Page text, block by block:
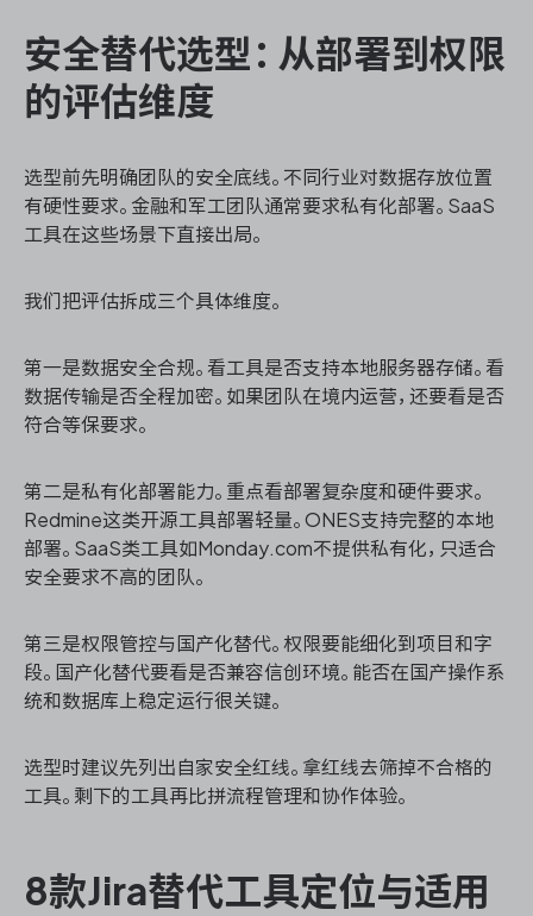
安全替代选型：从部署到权限
的评估维度
选型前先明确团队的安全底线。不同行业对数据存放位置
有硬性要求。金融和军工团队通常要求私有化部署。SaaS
工具在这些场景下直接出局。
我们把评估拆成三个具体维度。
第一是数据安全合规。看工具是否支持本地服务器存储。看
数据传输是否全程加密。如果团队在境内运营，还要看是否
符合等保要求。
第二是私有化部署能力。重点看部署复杂度和硬件要求。
Redmine这类开源工具部署轻量。ONES支持完整的本地
部署。SaaS类工具如Monday.com不提供私有化，只适合
安全要求不高的团队。
第三是权限管控与国产化替代。权限要能细化到项目和字
段。国产化替代要看是否兼容信创环境。能否在国产操作系
统和数据库上稳定运行很关键。
选型时建议先列出自家安全红线。拿红线去筛掉不合格的
工具。剩下的工具再比拼流程管理和协作体验。
8款Jira替代工具定位与适用